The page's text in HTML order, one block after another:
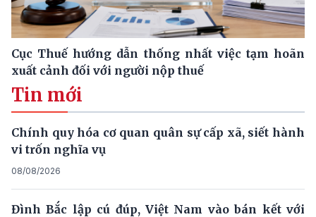
Cục Thuế hướng dẫn thống nhất việc tạm hoãn
xuất cảnh đối với người nộp thuế
Tin mới
Chính quy hóa cơ quan quân sự cấp xã, siết hành
vi trốn nghĩa vụ
08/08/2026
Đình Bắc lập cú đúp, Việt Nam vào bán kết với